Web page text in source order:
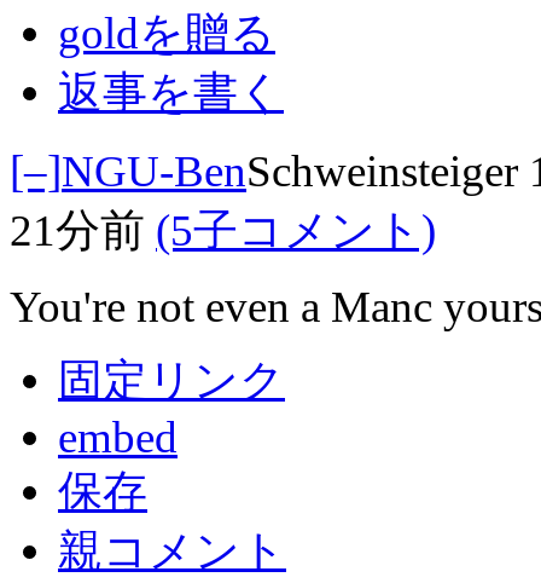
goldを贈る
返事を書く
[–]NGU-BenSchweinsteiger
21分前 (5子コメント)
You're not even a Manc
固定リンク
embed
保存
親コメント